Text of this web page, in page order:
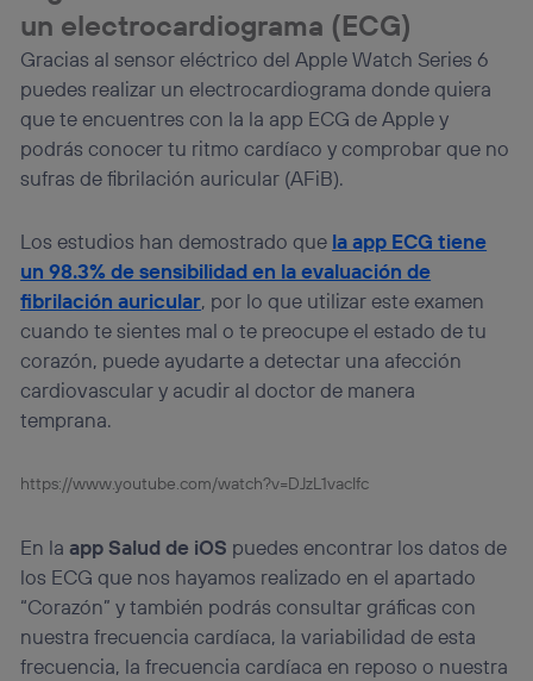
un electrocardiograma (ECG)
Gracias al sensor eléctrico del Apple Watch Series 6
puedes realizar un electrocardiograma donde quiera
que te encuentres con la la app ECG de Apple y
podrás conocer tu ritmo cardíaco y comprobar que no
sufras de fibrilación auricular (AFiB).
Los estudios han demostrado que la app ECG tiene
un 98.3% de sensibilidad en la evaluación de
fibrilación auricular, por lo que utilizar este examen
cuando te sientes mal o te preocupe el estado de tu
corazón, puede ayudarte a detectar una afección
cardiovascular y acudir al doctor de manera
temprana.
https://www.youtube.com/watch?v=DJzL1vacIfc
En la app Salud de iOS puedes encontrar los datos de
los ECG que nos hayamos realizado en el apartado
“Corazón” y también podrás consultar gráficas con
nuestra frecuencia cardíaca, la variabilidad de esta
frecuencia, la frecuencia cardíaca en reposo o nuestra